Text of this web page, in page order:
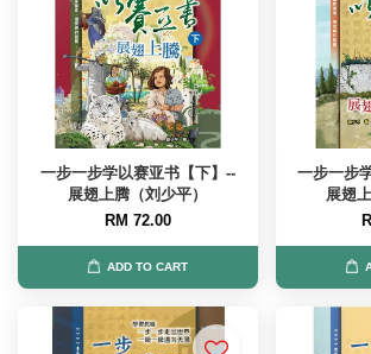
一步一步学以赛亚书【下】--
展翅上腾（刘少平）
RM 72.00
ADD TO CART
一步一步
展翅